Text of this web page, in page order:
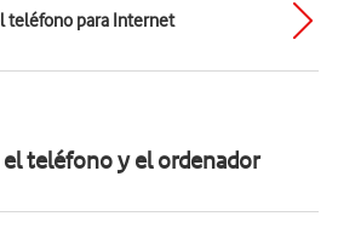
teléfono para Internet
teléfono y el ordenador